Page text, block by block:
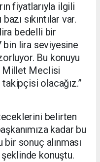
fiyatlarıyla ilgili
sıkıntılar var.
bedelli bir
bin lira seviyesine
Bu konuyu
Millet Meclisi
olacağız.”
belirten
kadar bu
sonuç alınması
konuştu.